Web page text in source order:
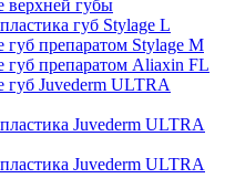
верхней губы
губ Stylage L
губ препаратом Stylage M
губ препаратом Aliaxin FL
губ Juvederm ULTRA
Juvederm ULTRA
Juvederm ULTRA